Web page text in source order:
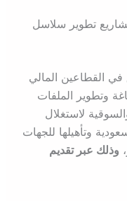
تطوير سلاسل
القطاعين المالي
وتطوير الملفات
لاستغلال
وتأهيلها للجهات
وذلك عبر تقديم